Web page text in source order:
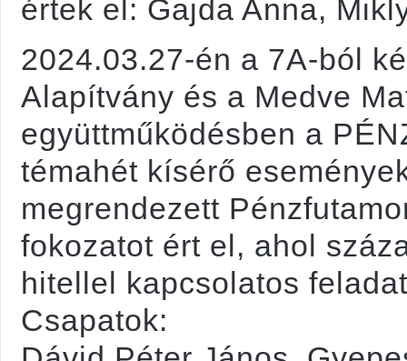
értek el: Gajda Anna,
2024.03.27-én a 7A-ból
Alapítvány és a Medve
együttműködésben a
témahét kísérő
megrendezett
fokozatot ért el, ahol
hitellel kapcsolatos
Csapatok: